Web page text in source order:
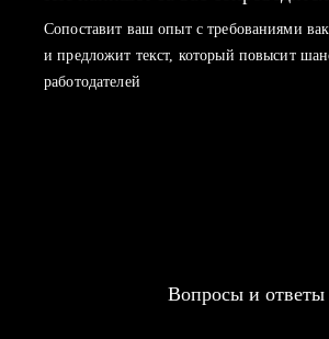
Сопоставит ваш опыт с требованиями
и предложит текст, который повысит
работодателей
Вопросы и ответы